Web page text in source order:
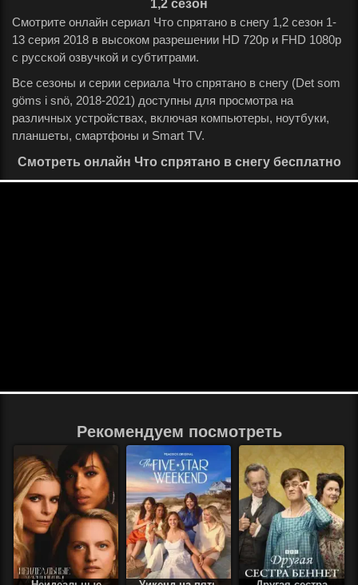
1,2 сезон
Смотрите онлайн сериал Что спрятано в снегу 1,2 сезон 1-
13 серия 2018 в высоком разрешении HD 720p и FHD 1080p
с русской озвучкой и субтитрами.
Все сезоны и серии сериала Что спрятано в снегу (Det som
göms i snö, 2018-2021) доступны для просмотра на
различных устройствах, включая компьютеры, ноутбуки,
планшеты, смартфоны и Smart TV.
Смотреть онлайн Что спрятано в снегу бесплатно
Рекомендуем посмотреть